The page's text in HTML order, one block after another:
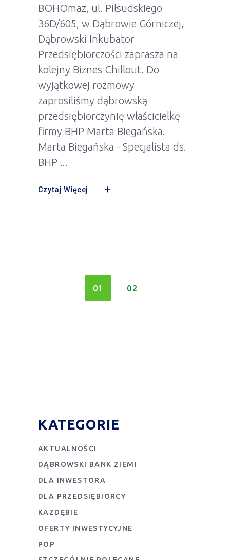
BOHOmaz, ul. Piłsudskiego
36D/605, w Dąbrowie Górniczej,
Dąbrowski Inkubator
Przedsiębiorczości zaprasza na
kolejny Biznes Chillout. Do
wyjątkowej rozmowy
zaprosiliśmy dąbrowską
przedsiębiorczynię właścicielkę
firmy BHP Marta Biegańska.
Marta Biegańska - Specjalista ds.
BHP
Czytaj Więcej
01 02
KATEGORIE
AKTUALNOŚCI
DĄBROWSKI BANK ZIEMI
DLA INWESTORA
DLA PRZEDSIĘBIORCY
KAZDĘBIE
OFERTY INWESTYCYJNE
POP